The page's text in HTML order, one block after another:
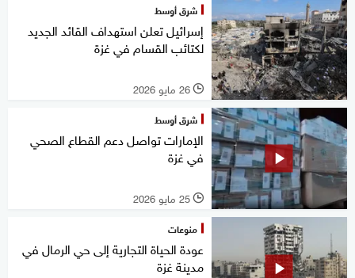
شرق أوسط
إسرائيل تعلن استهداف القائد الجديد
لكتائب القسام في غزة
l 26 مايو 2026
شرق أوسط
الإمارات تواصل دعم القطاع الصحي
في غزة
l 25 مايو 2026
منوعات
عودة الحياة التجارية إلى حي الرمال في
مدينة غزة